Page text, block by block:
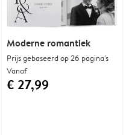
Moderne romantiek
Prijs gebaseerd op 26 pagina's
Vanaf
€ 27,99